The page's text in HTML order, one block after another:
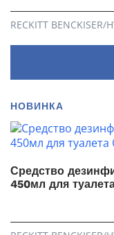
RECKITT
НОВИНКА
Средство
450мл для